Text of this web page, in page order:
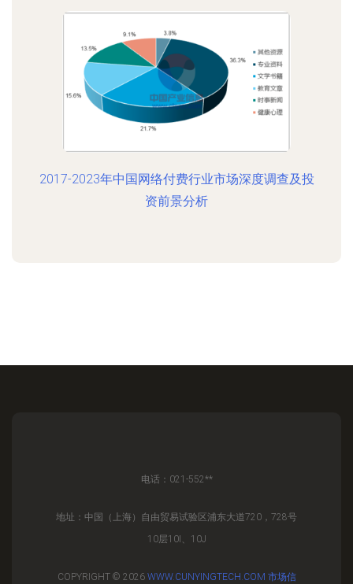
2017-2023年中国网络付费行业市场深度调查及投
资前景分析
电话：021-552**
地址：中国（上海）自由贸易试验区浦东大道720，728号
10层10I、10J
COPYRIGHT © 2026 WWW.CUNYINGTECH.COM 市场信